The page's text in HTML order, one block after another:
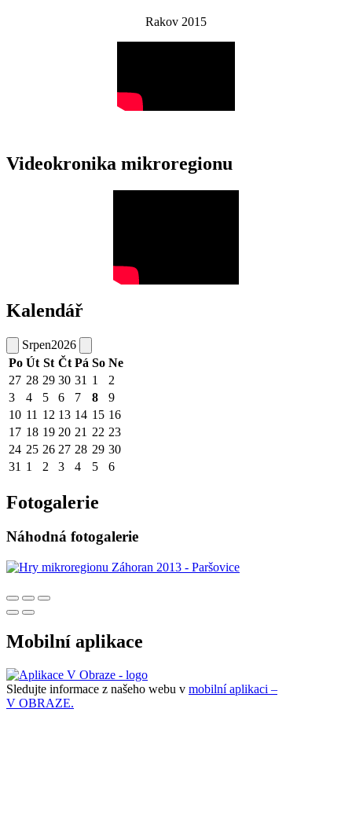
Rakov 2015
Videokronika mikroregionu
Kalendář
Srpen2026
Po Út St Čt Pá So Ne
27 28 29 30 31 1
2
3
4 5 6 7 8
9
10 11 12 13 14 15 16
17 18 19 20 21 22 23
24 25 26 27 28 29 30
31 1 2 3 4 5 6
Fotogalerie
Náhodná fotogalerie
Mobilní aplikace
Sledujte informace z našeho webu v mobilní aplikaci –
V OBRAZE.